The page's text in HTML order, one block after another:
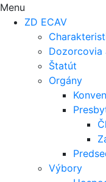
Menu
ZD ECAV
Dozorcovia
Štatút
Orgány
Výbory